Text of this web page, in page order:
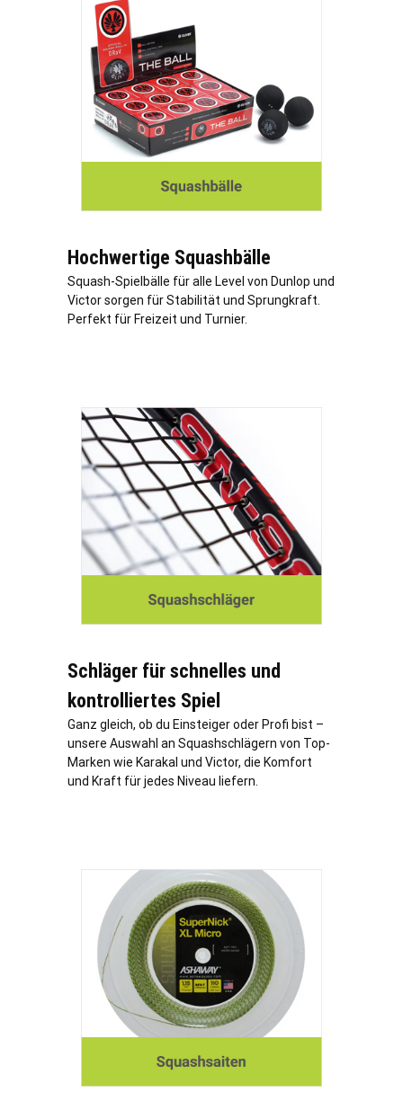
Hochwertige Squashbälle
Squash-Spielbälle für alle Level von Dunlop und
Victor sorgen für Stabilität und Sprungkraft.
Perfekt für Freizeit und Turnier.
Schläger für schnelles und
kontrolliertes Spiel
Ganz gleich, ob du Einsteiger oder Profi bist –
unsere Auswahl an Squashschlägern von Top-
Marken wie Karakal und Victor, die Komfort
und Kraft für jedes Niveau liefern.